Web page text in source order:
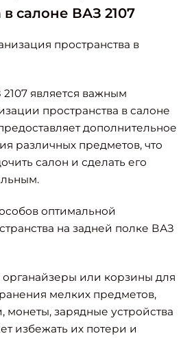
в салоне ВАЗ 2107
пространства в
является важным
пространства в салоне
дополнительное
различных предметов, что
салон и сделать его
оптимальной
на задней полке ВАЗ
органайзеры или корзины для
мелких предметов,
монеты, зарядные устройства
избежать их потери и